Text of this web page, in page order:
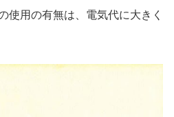
使用の有無は、電気代に大きく